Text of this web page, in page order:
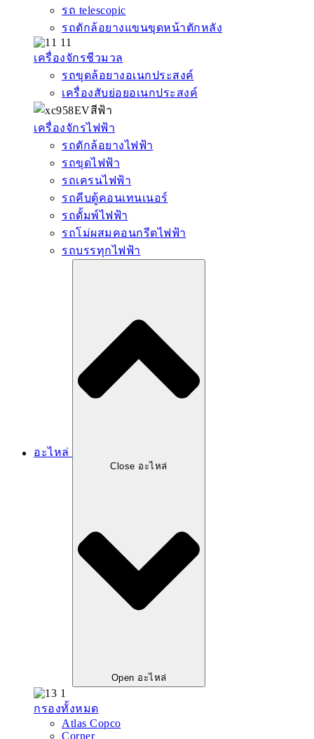
รถ telescopic
รถตักล้อยางแขนขุดหน้าตักหลัง
เครื่องจักรชีวมวล
รถขุดล้อยางอเนกประสงค์
เครื่องสับย่อยอเนกประสงค์
เครื่องจักรไฟฟ้า
รถตักล้อยางไฟฟ้า
รถขุดไฟฟ้า
รถเครนไฟฟ้า
รถคีบตู้คอนเทนเนอร์
รถดั้มพ์ไฟฟ้า
รถโม่ผสมคอนกรีตไฟฟ้า
รถบรรทุกไฟฟ้า
อะไหล่
Close อะไหล่
Open อะไหล่
กรองทั้งหมด
Atlas Copco
Corner